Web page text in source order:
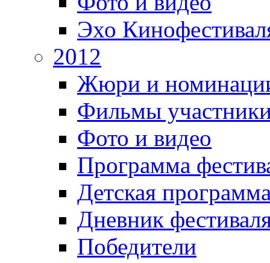
Эхо
2012
Жюри и
Фильмы
Фото и видео
Программа
Детская
Дневник
Победители